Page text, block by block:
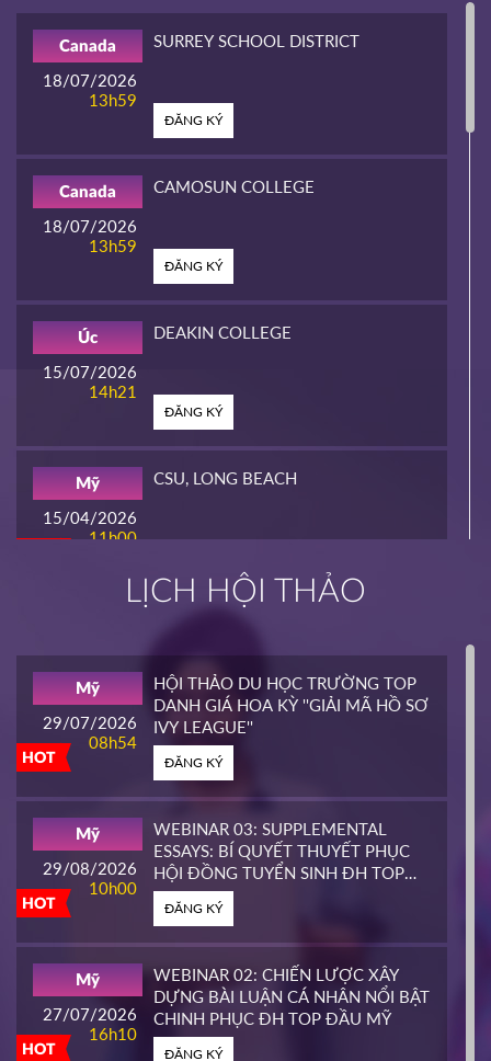
18/07/2026
13h59
Canada SURREY SCHOOL DISTRICT
ĐĂNG KÝ
18/07/2026
13h59
Canada CAMOSUN COLLEGE
ĐĂNG KÝ
15/07/2026
14h21
Úc DEAKIN COLLEGE
ĐĂNG KÝ
15/04/2026
11h00
Mỹ CSU, LONG BEACH
14h00
ĐĂNG KÝ
10h00
CALIFORNIA STATE UNIVERSITY,
ĐĂNG KÝ
14h00
PIERCE COLLEGE
ĐĂNG KÝ
LỊCH HỘI THẢO
HOT
29/07/2026
08h54
Mỹ
HỘI THẢO DU HỌC TRƯỜNG TOP
DANH GIÁ HOA KỲ ''GIẢI MÃ HỒ SƠ
IVY LEAGUE''
ĐĂNG KÝ
HOT
29/08/2026
10h00
Mỹ
WEBINAR 03: SUPPLEMENTAL
ESSAYS: BÍ QUYẾT THUYẾT PHỤC
HỘI ĐỒNG TUYỂN SINH ĐH TOP
ĐẦU MỸ
ĐĂNG KÝ
HOT
27/07/2026
16h10
Mỹ
WEBINAR 02: CHIẾN LƯỢC XÂY
DỰNG BÀI LUẬN CÁ NHÂN NỔI BẬT
CHINH PHỤC ĐH TOP ĐẦU MỸ
ĐĂNG KÝ